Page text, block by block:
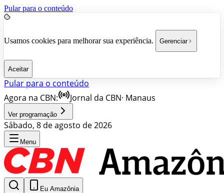
Pular para o conteúdo
Usamos cookies para melhorar sua experiência. Gerenciar
Aceitar
Pular para o conteúdo
Agora na CBN:
Jornal da CBN· Manaus
Ver programação
Sábado, 8 de agosto de 2026
Menu
Eu Amazônia